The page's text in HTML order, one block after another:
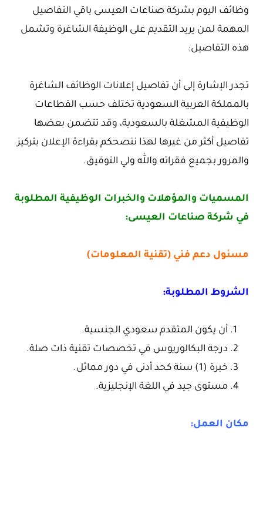
وظائف اليوم بشركة صناعات العيسى باقي التفاصيل
المهمة لمن يريد التقديم على الوظيفة الشاغرة وتشمل
هذه التفاصيل:
تجدر الإشارة إلى أن تفاصيل إعلانات الوظائف الشاغرة
بالمملكة العربية السعودية تختلف حسب القطاعات
الوظيفية المشغلة بالسعودية، وقد تتضمن بعضها
تفاصيل أكثر من غيرها لهذا ننصحكم بقراءة الإعلان بتركيز
والمرور بجميع فقراته والله ولي التوفيق.
المسميات والمؤهلات والخبرات الوظيفية المطلوبة
في شركة صناعات العيسى:
مسئول دعم فني (تقنية المعلومات)
الشروط المطلوبة:
أن يكون المتقدم سعودي الجنسية.
درجة البكالوريوس في تخصصات تقنية ذات صلة.
خبرة (1) سنة كحد أدنى في دور مماثل.
مستوى جيد في اللغة الإنجليزية.
مكان العمل: